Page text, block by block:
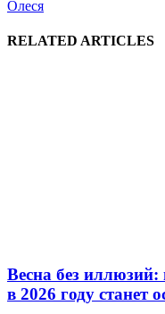
Олеся
RELATED ARTICLES
Весна без
в 2026 году станет